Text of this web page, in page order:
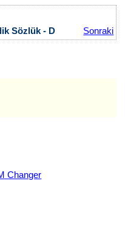
Sözlük - D Sonraki
Changer